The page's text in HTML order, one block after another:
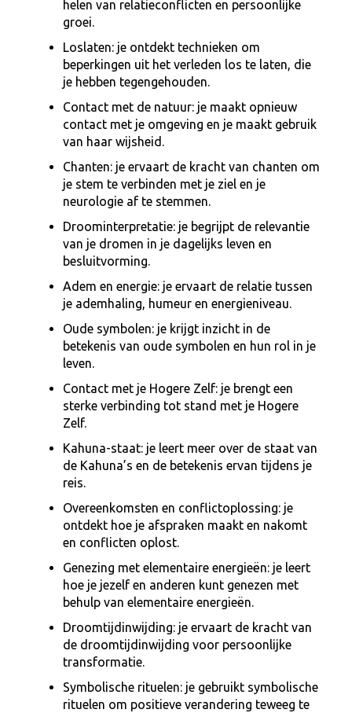
helen van relatieconflicten en persoonlijke
groei.
Loslaten: je ontdekt technieken om
beperkingen uit het verleden los te laten, die
je hebben tegengehouden.
Contact met de natuur: je maakt opnieuw
contact met je omgeving en je maakt gebruik
van haar wijsheid.
Chanten: je ervaart de kracht van chanten om
je stem te verbinden met je ziel en je
neurologie af te stemmen.
Droominterpretatie: je begrijpt de relevantie
van je dromen in je dagelijks leven en
besluitvorming.
Adem en energie: je ervaart de relatie tussen
je ademhaling, humeur en energieniveau.
Oude symbolen: je krijgt inzicht in de
betekenis van oude symbolen en hun rol in je
leven.
Contact met je Hogere Zelf: je brengt een
sterke verbinding tot stand met je Hogere
Zelf.
Kahuna-staat: je leert meer over de staat van
de Kahuna’s en de betekenis ervan tijdens je
reis.
Overeenkomsten en conflictoplossing: je
ontdekt hoe je afspraken maakt en nakomt
en conflicten oplost.
Genezing met elementaire energieën: je leert
hoe je jezelf en anderen kunt genezen met
behulp van elementaire energieën.
Droomtijdinwijding: je ervaart de kracht van
de droomtijdinwijding voor persoonlijke
transformatie.
Symbolische rituelen: je gebruikt symbolische
rituelen om positieve verandering teweeg te